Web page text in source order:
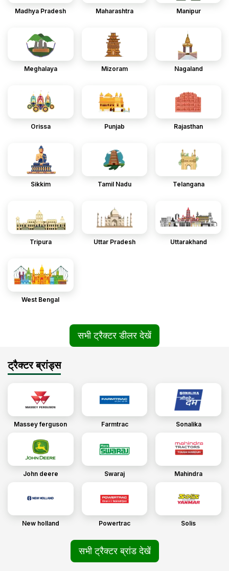
Madhya Pradesh Maharashtra Manipur
Meghalaya Mizoram Nagaland
Orissa Punjab Rajasthan
Sikkim Tamil Nadu Telangana
Tripura Uttar Pradesh Uttarakhand
West Bengal
सभी ट्रैक्टर डीलर देखें
ट्रैक्टर ब्रांड्स
Massey ferguson Farmtrac Sonalika
John deere Swaraj Mahindra
New holland Powertrac Solis
सभी ट्रैक्टर ब्रांड देखें